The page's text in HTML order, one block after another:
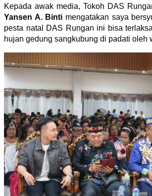
Kepada awak media, Tokoh DAS
Yansen A. Binti mengatakan saya
pesta natal DAS Rungan ini bisa
hujan gedung sangkubung di padati oleh